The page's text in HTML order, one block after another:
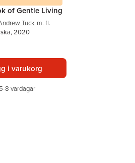
of Gentle Living
Tuck m. fl.
2020
i varukorg
8 vardagar